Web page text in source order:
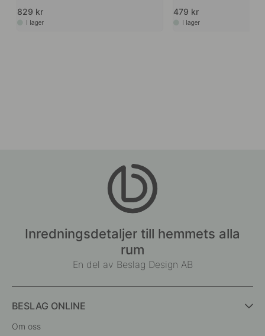
829 kr
I lager
479 kr
I lager
Inredningsdetaljer till hemmets alla
rum
En del av Beslag Design AB
BESLAG ONLINE
Om oss